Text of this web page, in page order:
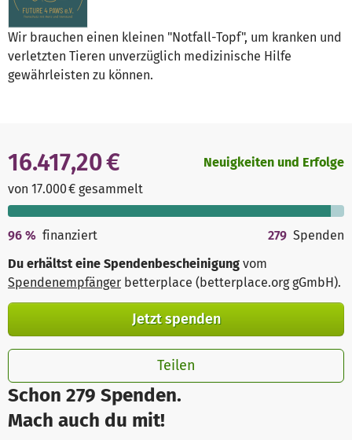
Wir brauchen einen kleinen "Notfall-Topf", um kranken und
verletzten Tieren unverzüglich medizinische Hilfe
gewährleisten zu können.
Schon 279 Spenden.
Mach auch du mit!
16.417,20 €
von 17.000 € gesammelt
Neuigkeiten und Erfolge
96 % finanziert 279 Spenden
Du erhältst eine Spendenbescheinigung vom
Spendenempfänger betterplace (betterplace.org gGmbH).
Jetzt spenden
Teilen